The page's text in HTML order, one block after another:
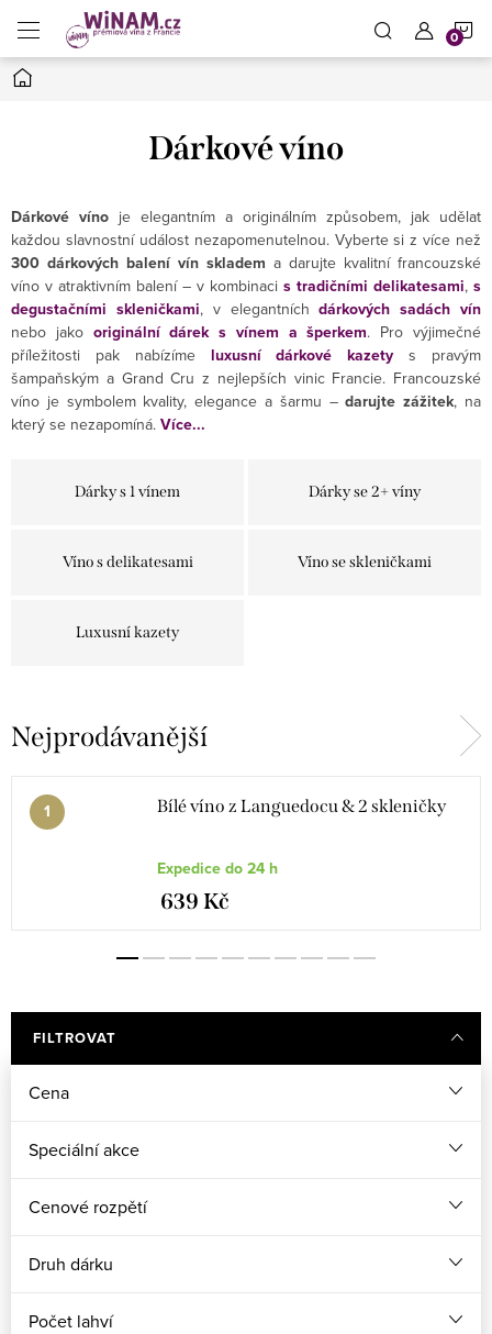
obsah
Domů
Dárkové víno
Dárkové víno je elegantním a originálním způsobem, jak udělat
každou slavnostní událost nezapomenutelnou. Vyberte si z více než
300 dárkových balení vín skladem a darujte kvalitní francouzské
víno v atraktivním balení – v kombinaci s tradičními delikatesami, s
degustačními skleničkami, v elegantníchdárkových sadách vín
nebo jako originální dárek s vínem a šperkem. Pro výjimečné
příležitosti pak nabízíme luxusní dárkové kazety s pravým
šampaňským a Grand Cru z nejlepších vinic Francie. Francouzské
víno je symbolem kvality, elegance a šarmu –darujte zážitek, na
který se nezapomíná. Více...
Dárky s 1 vínem Dárky se 2+ víny
Víno s delikatesami Víno se skleničkami
Luxusní kazety
Nejprodávanější
Bílé víno z Languedocu & 2 skleničky
Expedice do 24 h
639 Kč
FILTROVAT
Cena
Speciální akce
Cenové rozpětí
Druh dárku
Počet lahví